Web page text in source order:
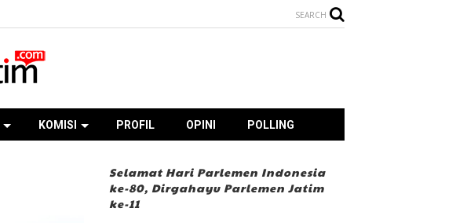
SEARCH
KOMISI PROFIL OPINI POLLING
Selamat Hari Parlemen Indonesia
ke-80, Dirgahayu Parlemen Jatim
ke-11